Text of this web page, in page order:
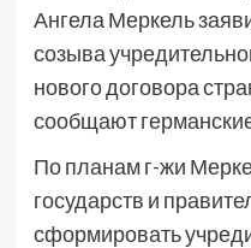
Ангела Меркель
созыва
нового договора
сообщают
По планам г-жи
государств и
сформировать